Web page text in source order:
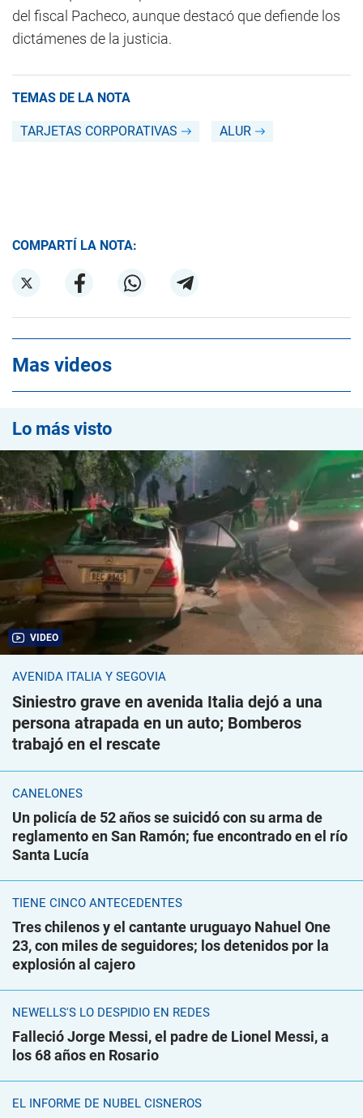
del fiscal Pacheco, aunque destacó que defiende los
dictámenes de la justicia.
TEMAS DE LA NOTA
TARJETAS CORPORATIVAS ALUR
COMPARTÍ LA NOTA:
Mas videos
Lo más visto
VIDEO
AVENIDA ITALIA Y SEGOVIA
Siniestro grave en avenida Italia dejó a una
persona atrapada en un auto; Bomberos
trabajó en el rescate
CANELONES
Un policía de 52 años se suicidó con su arma de
reglamento en San Ramón; fue encontrado en el río
Santa Lucía
TIENE CINCO ANTECEDENTES
Tres chilenos y el cantante uruguayo Nahuel One
23, con miles de seguidores; los detenidos por la
explosión al cajero
NEWELLS'S LO DESPIDIÓ EN REDES
Falleció Jorge Messi, el padre de Lionel Messi, a
los 68 años en Rosario
EL INFORME DE NUBEL CISNEROS